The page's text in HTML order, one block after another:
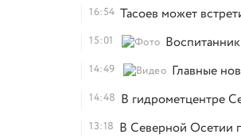
16:54 Тасоев может
15:01
14:49 Главные
14:48 В гидрометцентре
13:18 В Северной Осетии